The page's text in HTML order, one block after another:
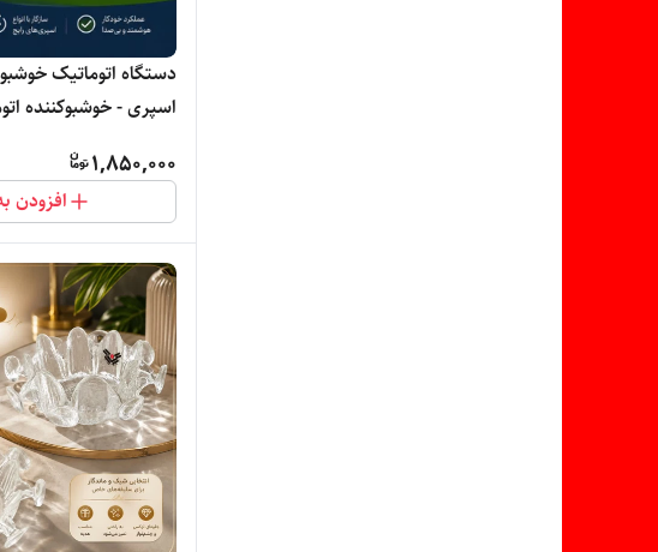
دستگاه اتوماتیک
اسپری - خوشبوکننده
1,850,000
افزودن